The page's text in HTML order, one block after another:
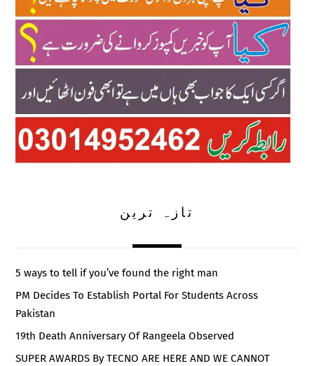
تازہ ترین
5 ways to tell if you’ve found the right man
PM Decides To Establish Portal For Students Across
Pakistan
19th Death Anniversary Of Rangeela Observed
SUPER AWARDS By TECNO ARE HERE AND WE CANNOT